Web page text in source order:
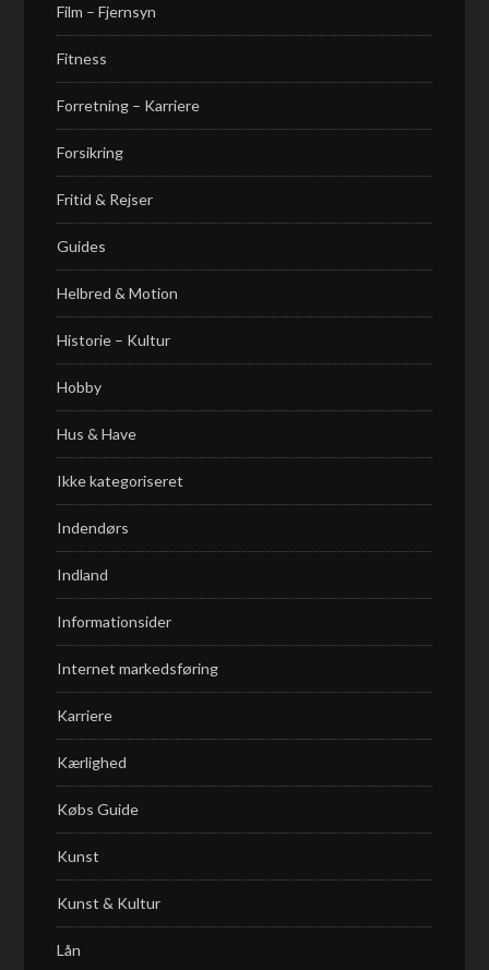
Film – Fjernsyn
Fitness
Forretning – Karriere
Forsikring
Fritid & Rejser
Guides
Helbred & Motion
Historie – Kultur
Hobby
Hus & Have
Ikke kategoriseret
Indendørs
Indland
Informationsider
Internet markedsføring
Karriere
Kærlighed
Købs Guide
Kunst
Kunst & Kultur
Lån